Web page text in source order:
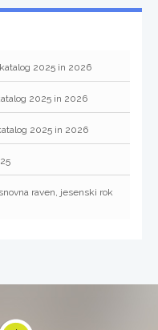
2025 in 2026
2025 in 2026
2025 in 2026
raven, jesenski rok